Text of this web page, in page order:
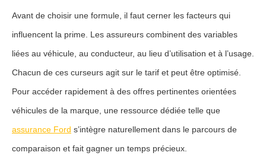
Avant de choisir une formule, il faut cerner les facteurs qui
influencent la prime. Les assureurs combinent des variables
liées au véhicule, au conducteur, au lieu d’utilisation et à l’usage.
Chacun de ces curseurs agit sur le tarif et peut être optimisé.
Pour accéder rapidement à des offres pertinentes orientées
véhicules de la marque, une ressource dédiée telle que
assurance Ford s’intègre naturellement dans le parcours de
comparaison et fait gagner un temps précieux.